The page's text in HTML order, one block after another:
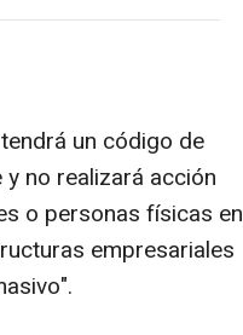
un código de
no realizará acción
o personas físicas en
empresariales